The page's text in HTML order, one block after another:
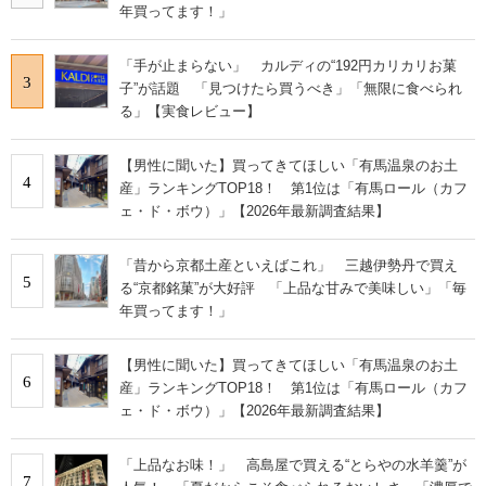
年買ってます！」
3
「手が止まらない」 カルディの“192円カリカリお菓
子”が話題 「見つけたら買うべき」「無限に食べられ
る」【実食レビュー】
4
【男性に聞いた】買ってきてほしい「有馬温泉のお土
産」ランキングTOP18！ 第1位は「有馬ロール（カフ
ェ・ド・ボウ）」【2026年最新調査結果】
5
「昔から京都土産といえばこれ」 三越伊勢丹で買え
る“京都銘菓”が大好評 「上品な甘みで美味しい」「毎
年買ってます！」
6
【男性に聞いた】買ってきてほしい「有馬温泉のお土
産」ランキングTOP18！ 第1位は「有馬ロール（カフ
ェ・ド・ボウ）」【2026年最新調査結果】
7
「上品なお味！」 高島屋で買える“とらやの水羊羹”が